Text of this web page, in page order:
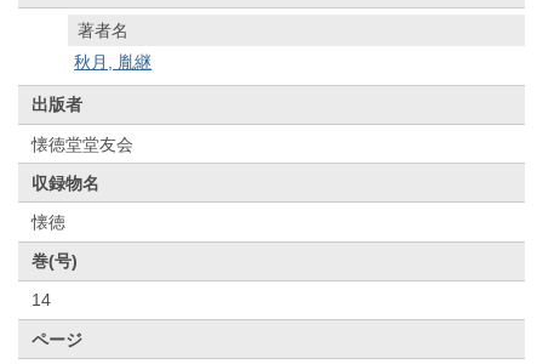
著者名
秋月, 胤継
出版者
懐徳堂堂友会
収録物名
懐徳
巻(号)
14
ページ